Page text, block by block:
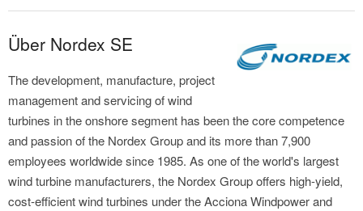
Über Nordex SE
The development, manufacture, project
management and servicing of wind
turbines in the onshore segment has been the core competence
and passion of the Nordex Group and its more than 7,900
employees worldwide since 1985. As one of the world's largest
wind turbine manufacturers, the Nordex Group offers high-yield,
cost-efficient wind turbines under the Acciona Windpower and